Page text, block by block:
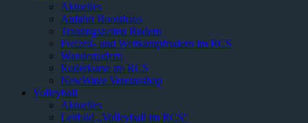
Aktuelles
Anfahrt Bootshaus
Trainingszeiten Rudern
Freizeit- und Wettkampfrudern im RCS
Wanderrudern
Ruderkurse im RCS
NewWave Vereinsshop
Volleyball
Aktuelles
Leitbild „Volleyball im RCS“